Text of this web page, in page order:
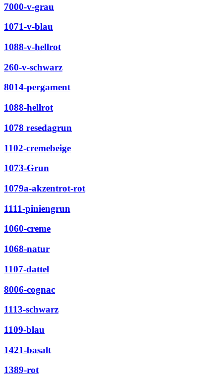
7000-v-grau
1071-v-blau
1088-v-hellrot
260-v-schwarz
8014-pergament
1088-hellrot
1078 resedagrun
1102-cremebeige
1073-Grun
1079a-akzentrot-rot
1111-piniengrun
1060-creme
1068-natur
1107-dattel
8006-cognac
1113-schwarz
1109-blau
1421-basalt
1389-rot